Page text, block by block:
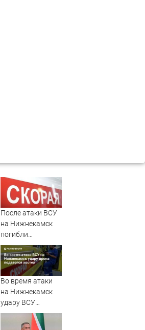
После атаки ВСУ
на Нижнекамск
погибли
граждане
Таджикистана и
Узбекистана -
Новости на
Вести.ru
Во время атаки
на Нижнекамск
удару ВСУ
подвергся хостел